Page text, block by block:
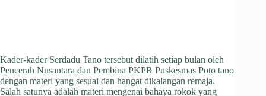
Kader-kader Serdadu Tano tersebut dilatih setiap bulan oleh
Pencerah Nusantara dan Pembina PKPR Puskesmas Poto tano
dengan materi yang sesuai dan hangat dikalangan remaja.
Salah satunya adalah materi mengenai bahaya rokok yang